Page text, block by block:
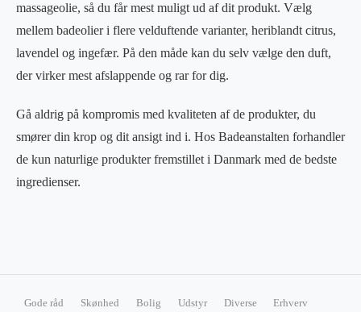
massageolie, så du får mest muligt ud af dit produkt. Vælg
mellem badeolier i flere velduftende varianter, heriblandt citrus,
lavendel og ingefær. På den måde kan du selv vælge den duft,
der virker mest afslappende og rar for dig.
Gå aldrig på kompromis med kvaliteten af de produkter, du
smører din krop og dit ansigt ind i. Hos Badeanstalten forhandler
de kun naturlige produkter fremstillet i Danmark med de bedste
ingredienser.
Gode råd Skønhed Bolig Udstyr Diverse Erhverv